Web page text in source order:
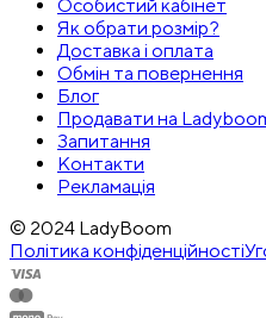
Особистий кабінет
Як обрати розмір?
Доставка і оплата
Обмін та повернення
Блог
Продавати на
Запитання
Контакти
Рекламація
© 2024 LadyBoom
Політика конфіденційності